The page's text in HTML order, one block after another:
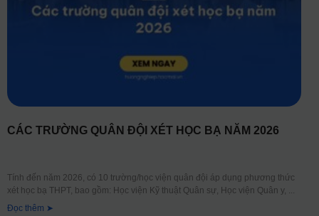
CÁC TRƯỜNG QUÂN ĐỘI XÉT HỌC BẠ NĂM 2026
Tính đến năm 2026, có 10 trường/học viện quân đội áp dụng phương thức
xét học bạ THPT, bao gồm: Học viện Kỹ thuật Quân sự, Học viện Quân y,
Đọc thêm ➤